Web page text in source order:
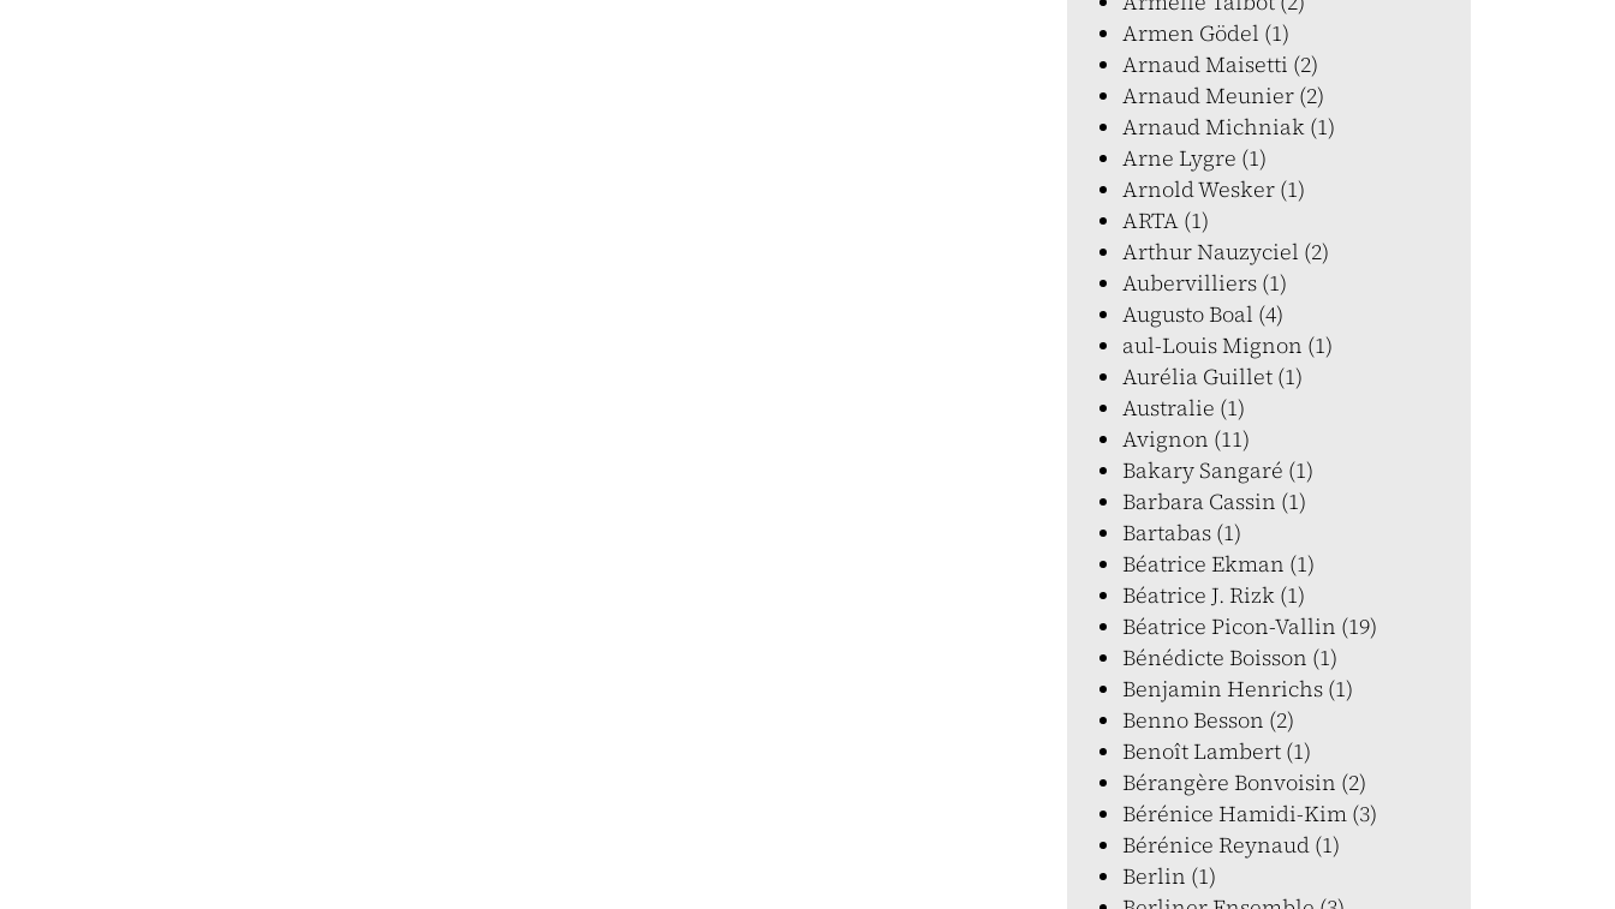
Armen Gödel (1)
Arnaud Maisetti (2)
Arnaud Meunier (2)
Arnaud Michniak (1)
Arne Lygre (1)
Arnold Wesker (1)
ARTA (1)
Arthur Nauzyciel (2)
Aubervilliers (1)
Augusto Boal (4)
aul-Louis Mignon (1)
Aurélia Guillet (1)
Australie (1)
Avignon (11)
Bakary Sangaré (1)
Barbara Cassin (1)
Bartabas (1)
Béatrice Ekman (1)
Béatrice J. Rizk (1)
Béatrice Picon-Vallin (19)
Bénédicte Boisson (1)
Benjamin Henrichs (1)
Benno Besson (2)
Benoît Lambert (1)
Bérangère Bonvoisin (2)
Bérénice Hamidi-Kim (3)
Bérénice Reynaud (1)
Berlin (1)